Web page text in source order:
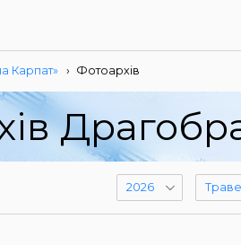
Карпат» › Фотоархів